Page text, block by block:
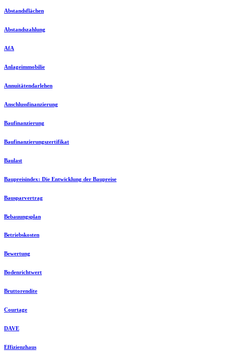
Abstandsflächen
Abstandszahlung
AfA
Anlageimmobilie
Annuitätendarlehen
Anschlussfinanzierung
Baufinanzierung
Baufinanzierungszertifikat
Baulast
Baupreisindex: Die Entwicklung der Baupreise
Bausparvertrag
Bebauungsplan
Betriebskosten
Bewertung
Bodenrichtwert
Bruttorendite
Courtage
DAVE
Effizienzhaus